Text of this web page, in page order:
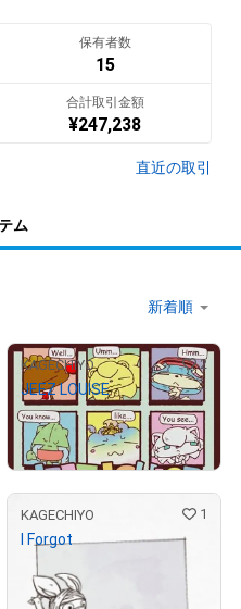
of stray dogs!
happy if you would buy my
翻訳（AI）を表示
保有者数
15
合計取引金額
¥247,238
直近の取引
ム
KAGECHIYO 2
JEEZ LOUISE
¥100,000
売出し（初回販売）
KAGECHIYO 1
I Forgot
2,000
売出し（初回販売）